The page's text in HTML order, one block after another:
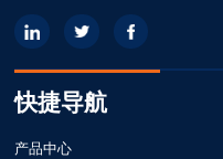
快捷导航
产品中心